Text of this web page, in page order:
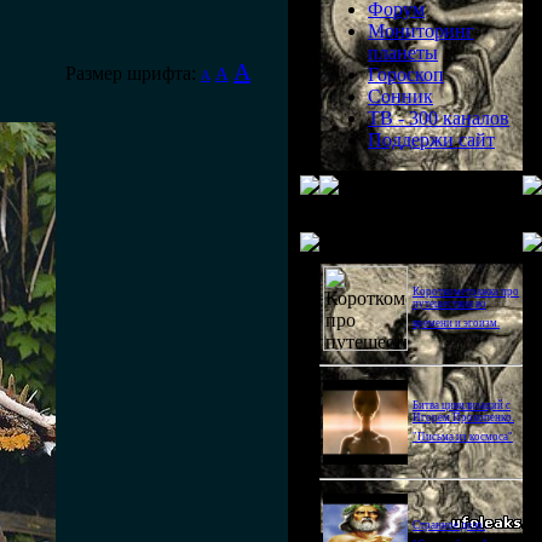
Размер шрифта: A A A
Форум
Мониторинг
планеты
Гороскоп
Сонник
ТВ - 300 каналов
Поддержи сайт
Короткометражка про
путешествия во
времени и эгоизм.
Битва цивилизаций с
Игорем Прокопенко.
"Письма из космоса"
Странное дело.